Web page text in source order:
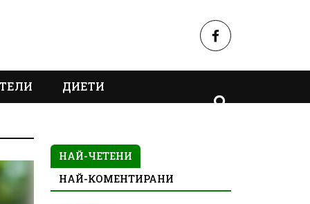
ДИЕТИ
НАЙ-ЧЕТЕНИ
НАЙ-КОМЕНТИРАНИ